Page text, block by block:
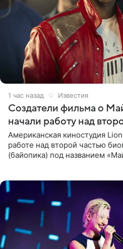
1 час назад Известия
Создатели фильма о
начали работу над
Американская киностудия
работе над второй частью
(байопика) под названием